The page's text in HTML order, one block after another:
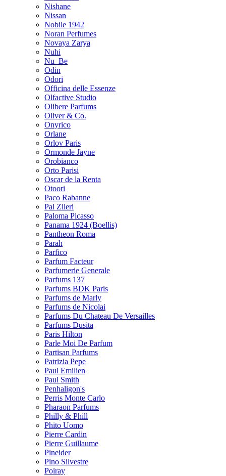
Nishane
Nissan
Nobile 1942
Noran Perfumes
Novaya Zarya
Nuhi
Nu_Be
Odin
Odori
Officina delle Essenze
Olfactive Studio
Olibere Parfums
Oliver & Co.
Onyrico
Orlane
Orlov Paris
Ormonde Jayne
Orobianco
Orto Parisi
Oscar de la Renta
Otoori
Paco Rabanne
Pal Zileri
Paloma Picasso
Panama 1924 (Boellis)
Pantheon Roma
Parah
Parfico
Parfum Facteur
Parfumerie Generale
Parfums 137
Parfums BDK Paris
Parfums de Marly
Parfums de Nicolai
Parfums Du Chateau De Versailles
Parfums Dusita
Paris Hilton
Parle Moi De Parfum
Partisan Parfums
Patrizia Pepe
Paul Emilien
Paul Smith
Penhaligon's
Perris Monte Carlo
Pharaon Parfums
Philly & Phill
Phito Uomo
Pierre Cardin
Pierre Guillaume
Pineider
Pino Silvestre
Poiray